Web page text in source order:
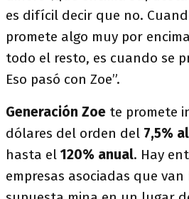
es difícil decir que no.
promete algo muy por
todo el resto, es cuando se
Eso pasó con Zoe”.
Generación Zoe te promete
dólares del orden del 7,5%
hasta el 120% anual. Hay
empresas asociadas que